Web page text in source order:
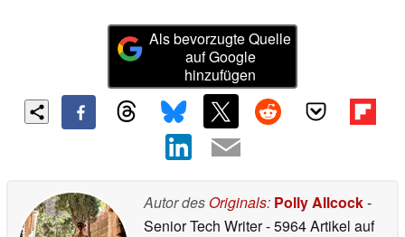
Als bevorzugte Quelle
auf Google
hinzufügen
Autor des Originals: Polly Allcock-
Senior Tech Writer- 5964 Artikel auf